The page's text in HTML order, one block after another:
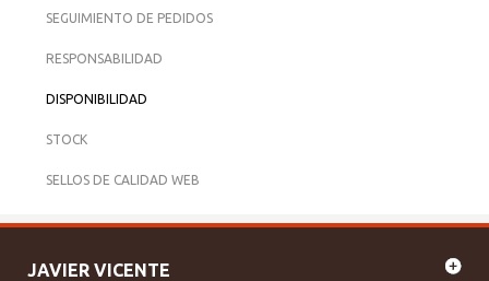
SEGUIMIENTO DE PEDIDOS
RESPONSABILIDAD
DISPONIBILIDAD
STOCK
SELLOS DE CALIDAD WEB
JAVIER VICENTE